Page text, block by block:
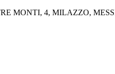
MONTI, 4, MILAZZO,